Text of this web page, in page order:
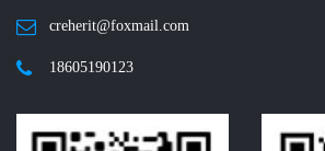
creherit@foxmail.com
18605190123